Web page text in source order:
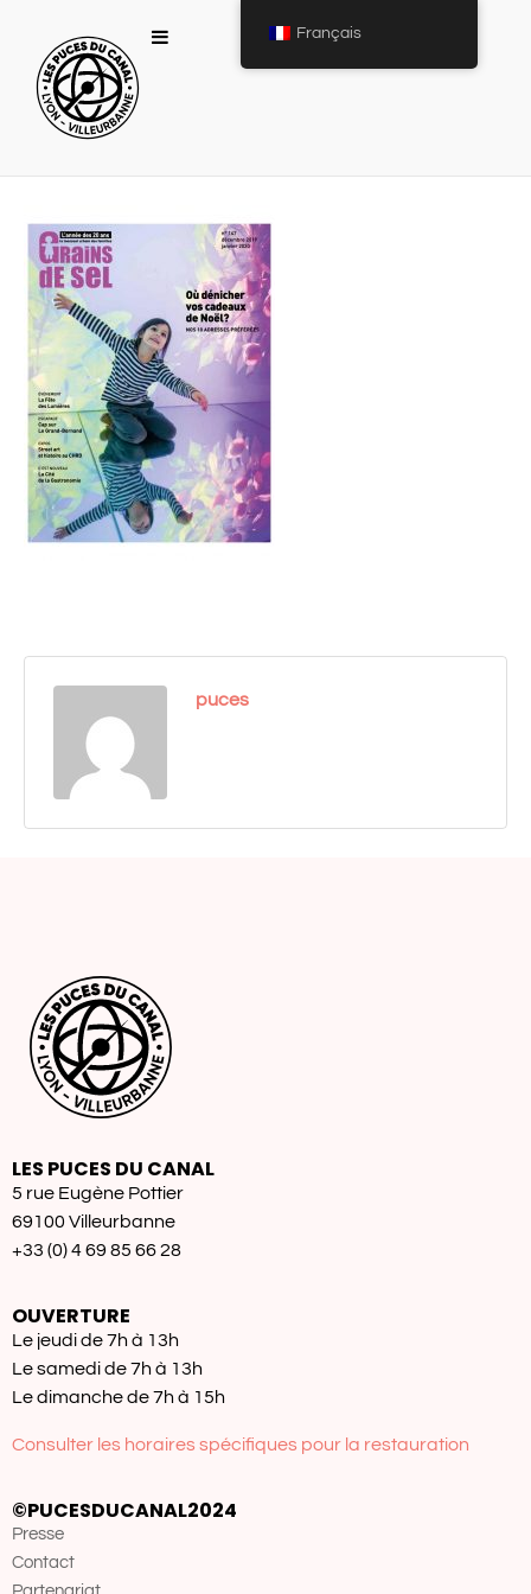
puces
LES PUCES DU CANAL
5 rue Eugène Pottier
69100 Villeurbanne
+33 (0) 4 69 85 66 28
OUVERTURE
Le jeudi de 7h à 13h
Le samedi de 7h à 13h
Le dimanche de 7h à 15h
Consulter les horaires spécifiques pour la restauration
©PUCESDUCANAL2024
Presse
Contact
Français